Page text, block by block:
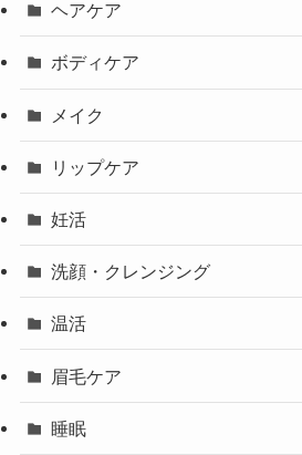
ヘアケア
ボディケア
メイク
リップケア
妊活
洗顔・クレンジング
温活
眉毛ケア
睡眠